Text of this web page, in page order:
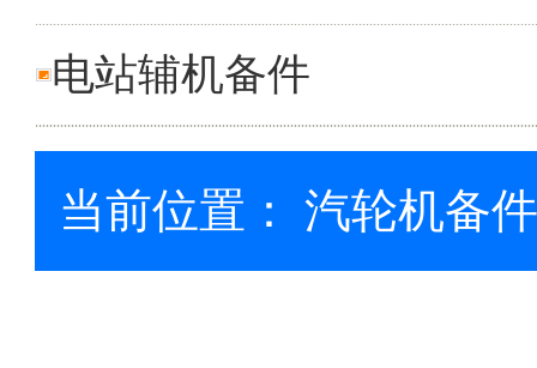
电站辅机备件
当前位置：汽轮机备